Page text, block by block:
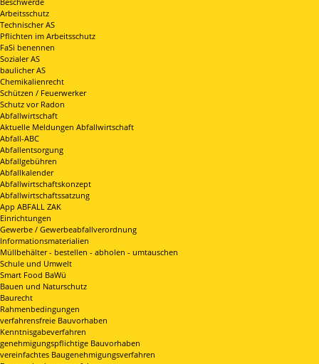
Arbeitsschutz
Technischer AS
Pflichten im Arbeitsschutz
FaSi benennen
Sozialer AS
baulicher AS
Chemikalienrecht
Schützen / Feuerwerker
Schutz vor Radon
Abfallwirtschaft
Aktuelle Meldungen Abfallwirtschaft
Abfall-ABC
Abfallentsorgung
Abfallgebühren
Abfallkalender
Abfallwirtschaftskonzept
Abfallwirtschaftssatzung
App ABFALL ZAK
Einrichtungen
Gewerbe / Gewerbeabfallverordnung
Informationsmaterialien
Müllbehälter - bestellen - abholen - umtauschen
Schule und Umwelt
Smart Food BaWü
Bauen und Naturschutz
Baurecht
Rahmenbedingungen
verfahrensfreie Bauvorhaben
Kenntnisgabeverfahren
genehmigungspflichtige Bauvorhaben
vereinfachtes Baugenehmigungsverfahren